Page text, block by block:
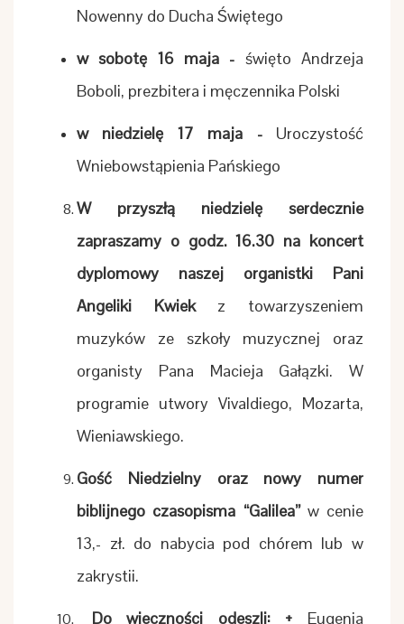
Nowenny do Ducha Świętego
w sobotę 16 maja - święto Andrzeja
Boboli, prezbitera i męczennika Polski
w niedzielę 17 maja -Uroczystość
Wniebowstąpienia Pańskiego
W przyszłą niedzielę serdecznie
zapraszamy o godz. 16.30 na koncert
dyplomowy naszej organistki Pani
Angeliki Kwiekz towarzyszeniem
muzyków ze szkoły muzycznej oraz
organisty Pana Macieja Gałązki. W
programie utwory Vivaldiego, Mozarta,
Wieniawskiego.
Gość Niedzielny oraz nowy numer
biblijnego czasopisma “Galilea”w cenie
13,- zł. do nabycia pod chórem lub w
zakrystii.
Do wieczności odeszli: + Eugenia